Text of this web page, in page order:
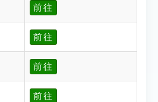
前往
前往
前往
前往